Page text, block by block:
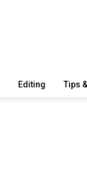
Editing Tips